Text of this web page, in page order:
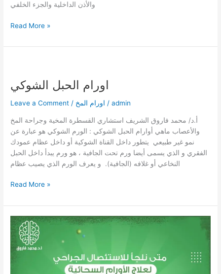
والأذن الداخلية والجزء الخلفي
Read More »
اورام الحبل الشوكي
Leave a Comment / اورام المخ /admin
أ.د/ محمد فاروق الشريف استشاري القسطرة المخية وجراحة المخ
والأعصاب ماهي أوارام الحبل الشوكي : الورم الشوكي هو عبارة عن
نمو غير طبيعي يتطور داخل القناة الشوكية أو داخل عظام عمودك
الفقري و الذي يسمى أيضا ورم تحت الجافية ، هو ورم يبدأ داخل الحبل
النخاعي أو غلافه (الجافية). و يعرف الورم الذي يصيب عظام
الشوكي
Read More »
الورم
السحائي